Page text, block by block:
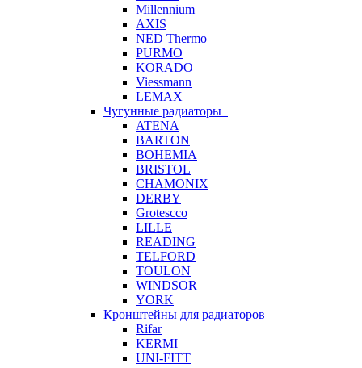
Millennium
AXIS
NED Thermo
PURMO
KORADO
Viessmann
LEMAX
Чугунные радиаторы
ATENA
BARTON
BOHEMIA
BRISTOL
CHAMONIX
DERBY
Grotescco
LILLE
READING
TELFORD
TOULON
WINDSOR
YORK
Кронштейны для радиаторов
Rifar
KERMI
UNI-FITT